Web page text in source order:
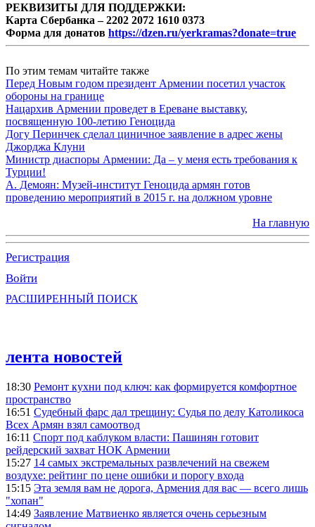
РЕКВИЗИТЫ ДЛЯ ПОДДЕРЖКИ:
Карта Сбербанка – 2202 2072 1610 0373
Форма для донатов https://dzen.ru/yerkramas?donate=true
По этим темам читайте также
Перед Новым годом президент Армении посетил участок
обороны на границе
Нацархив Армении проведет в Ереване выставку,
посвященную 100-летию Геноцида
Догу Перинчек сделал циничное заявление в адрес жены
Джорджа Клуни
Министр диаспоры Армении: Да – у меня есть требования к
Турции!
А. Демоян: Музей-институт Геноцида армян готов
проведению мероприятий в 2015 г. на должном уровне
На главную
Регистрация
Войти
РАСШИРЕННЫЙ ПОИСК
лента новостей
18:30 Ремонт кухни под ключ: как формируется комфортное
пространство
16:51 Судебный фарс дал трещину: Судья по делу Католикоса
Всех Армян взял самоотвод
16:11 Спорт под каблуком власти: Пашинян готовит
рейдерский захват НОК Армении
15:27 14 самых экстремальных развлечений на свежем
воздухе: рейтинг по цене ошибки и порогу входа
15:15 Эта земля вам не дорога, Армения для вас — всего лишь
"хопан"
14:49 Заявление Матвиенко является очень серьезным